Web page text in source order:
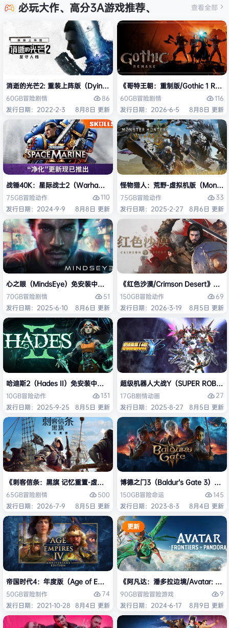
必玩大作、高分3A游戏推荐、 查看全部
消逝的光芒2: 重装上阵版（Dying Light 2 Stay Human: Reloaded
60GB冒险剧情
86
发行日期：2022-2-3
8月8日 更新
《哥特王朝：重制版/Gothic 1
60GB冒险剧情
116
发行日期：2026-6-5
8月8日 更新
战锤40K：星际战士2（Warhammer 40,000: Space Marine 2）免安装
75GB冒险动作
110
发行日期：2024-9-9
8月8日 更新
怪物猎人：荒野-虚拟机版（
75GB冒险动作
33
发行日期：2025-2-27
8月6日 更新
心之眼（MindsEye）免安装中文版
70GB冒险剧情
51
发行日期：2025-6-10
8月6日 更新
《红色沙漠/Crimson Desert》免安
150GB冒险动作
69
发行日期：2026-3-19
8月5日 更新
哈迪斯2（Hades II）免安装中文版
10GB冒险动作
131
发行日期：2025-9-25
8月5日 更新
超级机器人大战Y（SUPER
17GB剧情动画
27
发行日期：2025-8-27
8月5日 更新
《刺客信条：黑旗 记忆重置-虚拟机版/Assassin’s Creed Black Flag
65GB冒险剧情
500
发行日期：2026-7-9
8月5日 更新
博德之门3（Baldur’s Gate 3）免安
150GB冒险命运
145
发行日期：2023-8-3
8月4日 更新
帝国时代4：年度版（Age of Empires IV: Anniversary Edition）免安装
50GB冒险制作
74
发行日期：2021-10-28 8月4日 更新
更新
《阿凡达：潘多拉边境/Avatar:
90GB冒险冒险游戏
9
发行日期：2024-6-17
8月9日 更新